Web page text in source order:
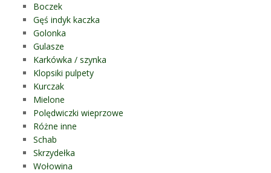
Boczek
Gęś indyk kaczka
Golonka
Gulasze
Karkówka / szynka
Klopsiki pulpety
Kurczak
Mielone
Polędwiczki wieprzowe
Różne inne
Schab
Skrzydełka
Wołowina